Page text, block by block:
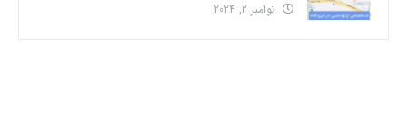
نوامبر 2, 2024